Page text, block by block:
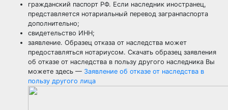
гражданский паспорт РФ. Если наследник иностранец,
представляется нотариальный перевод загранпаспорта
дополнительно;
свидетельство ИНН;
заявление. Образец отказа от наследства может
предоставляться нотариусом. Скачать образец заявления
об отказе от наследства в пользу другого наследника Вы
можете здесь — Заявление об отказе от наследства в
пользу другого лица